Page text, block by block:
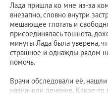
Лада пришла ко мне из-за
внезапно, словно внутри
мешающее глотать и
присоединялась тошнота,
минуты Лада была уверена,
страшное и однажды рядом
помочь.
Врачи обследовали её,
назначили лечение. Какое-то